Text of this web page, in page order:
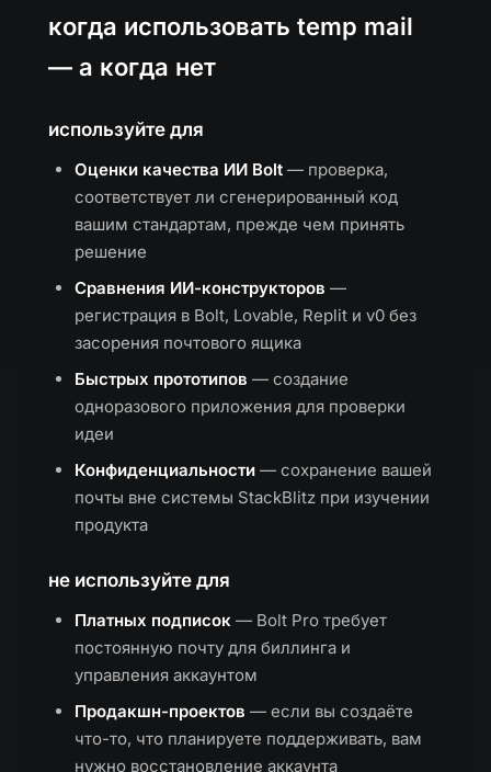
когда использовать temp mail
— а когда нет
используйте для
Оценки качества ИИ Bolt — проверка,
соответствует ли сгенерированный код
вашим стандартам, прежде чем принять
решение
Сравнения ИИ-конструкторов —
регистрация в Bolt, Lovable, Replit и v0 без
засорения почтового ящика
Быстрых прототипов — создание
одноразового приложения для проверки
идеи
Конфиденциальности — сохранение вашей
почты вне системы StackBlitz при изучении
продукта
не используйте для
Платных подписок — Bolt Pro требует
постоянную почту для биллинга и
управления аккаунтом
Продакшн-проектов — если вы создаёте
что-то, что планируете поддерживать, вам
нужно восстановление аккаунта